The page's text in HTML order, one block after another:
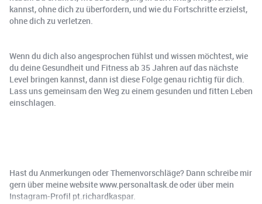
kannst, ohne dich zu überfordern, und wie du Fortschritte erzielst,
ohne dich zu verletzen.
Wenn du dich also angesprochen fühlst und wissen möchtest, wie
du deine Gesundheit und Fitness ab 35 Jahren auf das nächste
Level bringen kannst, dann ist diese Folge genau richtig für dich.
Lass uns gemeinsam den Weg zu einem gesunden und fitten Leben
einschlagen.
Hast du Anmerkungen oder Themenvorschläge? Dann schreibe mir
gern über meine website www.personaltask.de oder über mein
Instagram-Profil pt.richardkaspar.